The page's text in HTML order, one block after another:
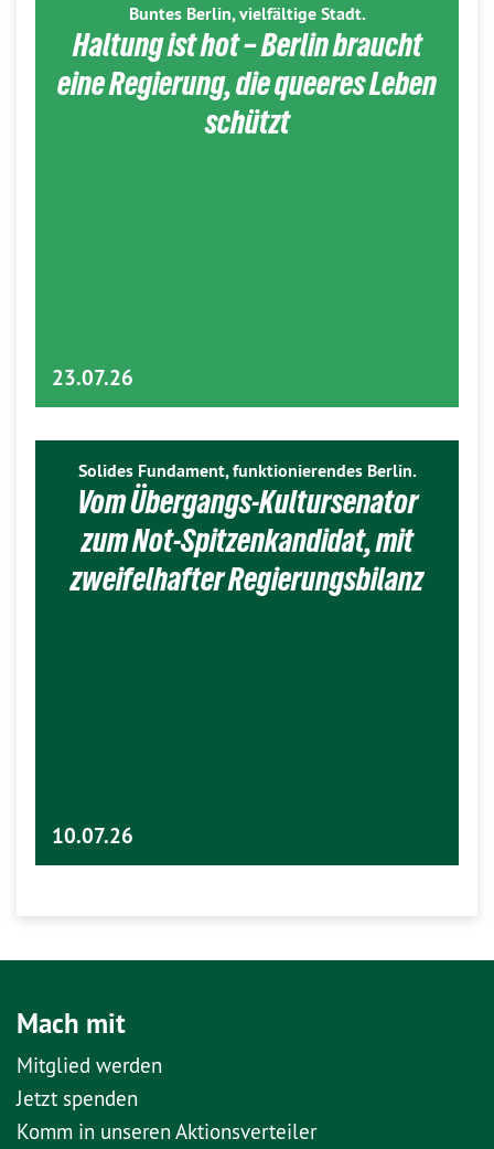
Buntes Berlin, vielfältige Stadt.
Haltung ist hot – Berlin braucht
eine Regierung, die queeres Leben
schützt
23.07.26
Solides Fundament, funktionierendes Berlin.
Vom Übergangs-Kultursenator
zum Not-Spitzenkandidat, mit
zweifelhafter Regierungsbilanz
10.07.26
Mach mit
Mitglied werden
Jetzt spenden
Komm in unseren Aktionsverteiler